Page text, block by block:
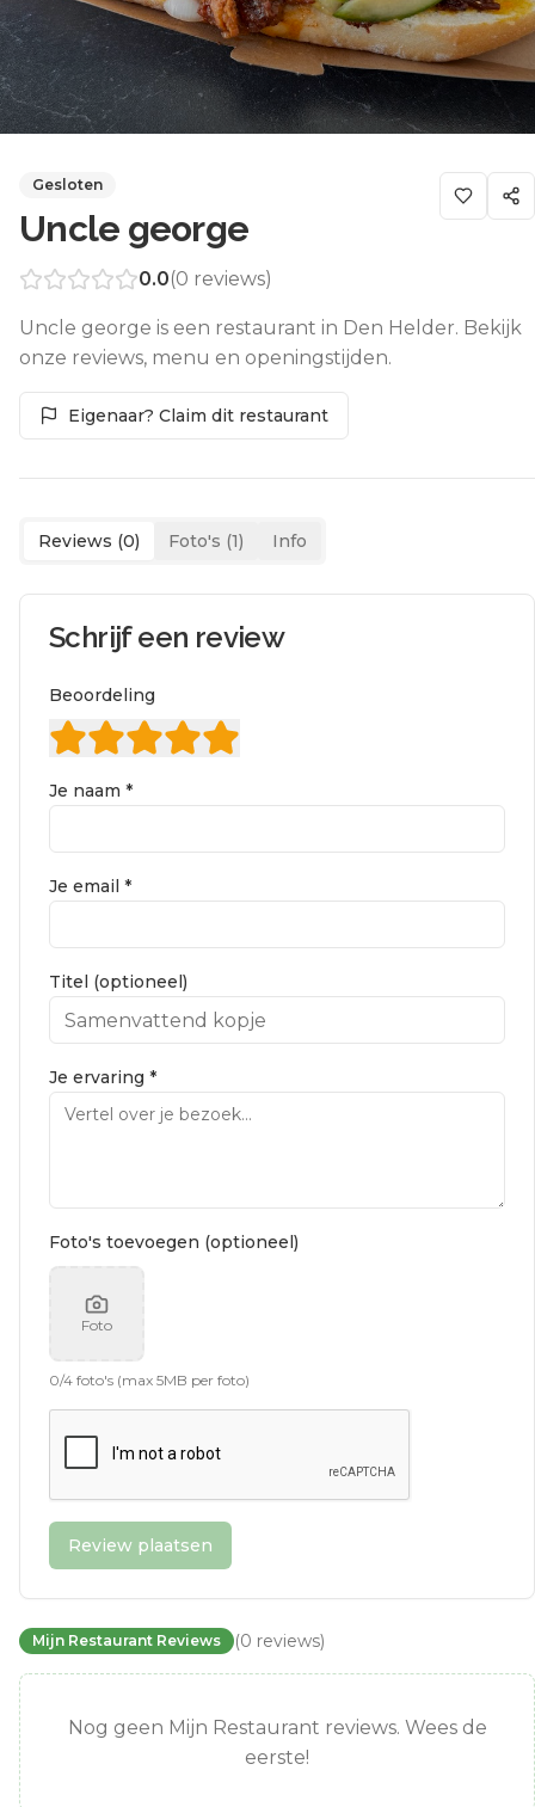
Gesloten
Uncle george
0.0(0 reviews)
Uncle george is een restaurant in Den Helder. Bekijk
onze reviews, menu en openingstijden.
Eigenaar? Claim dit restaurant
Reviews (0) Foto's (1) Info
Schrijf een review
Beoordeling
Je naam *
Je email *
Titel (optioneel)
Je ervaring *
Foto's toevoegen (optioneel)
Foto
0/4 foto's (max 5MB per foto)
Review plaatsen
Mijn Restaurant Reviews (0 reviews)
Nog geen Mijn Restaurant reviews. Wees de
eerste!